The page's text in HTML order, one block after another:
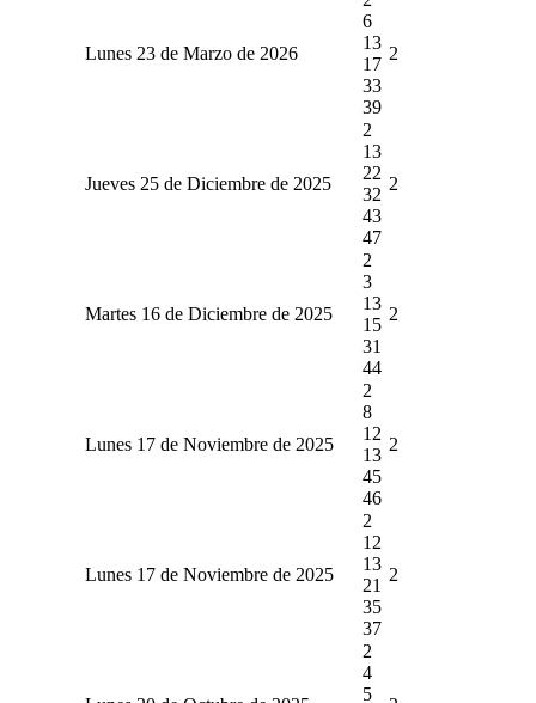
Lunes 23 de Marzo de 2026
6
13
17
33
39
2
Jueves 25 de Diciembre de 2025
2
13
22
32
43
47
2
Martes 16 de Diciembre de 2025
2
3
13
15
31
44
2
Lunes 17 de Noviembre de 2025
2
8
12
13
45
46
2
Lunes 17 de Noviembre de 2025
2
12
13
21
35
37
2
2
4
5